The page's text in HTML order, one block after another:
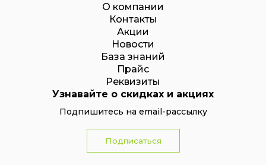
О компании
Контакты
Акции
Новости
База знаний
Прайс
Реквизиты
Узнавайте о скидках и акциях
Подпишитесь на email-рассылку
Подписаться